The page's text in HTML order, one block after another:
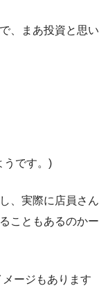
、まあ投資と思い
うです。)
、実際に店員さん
こともあるのかー
ージもあります